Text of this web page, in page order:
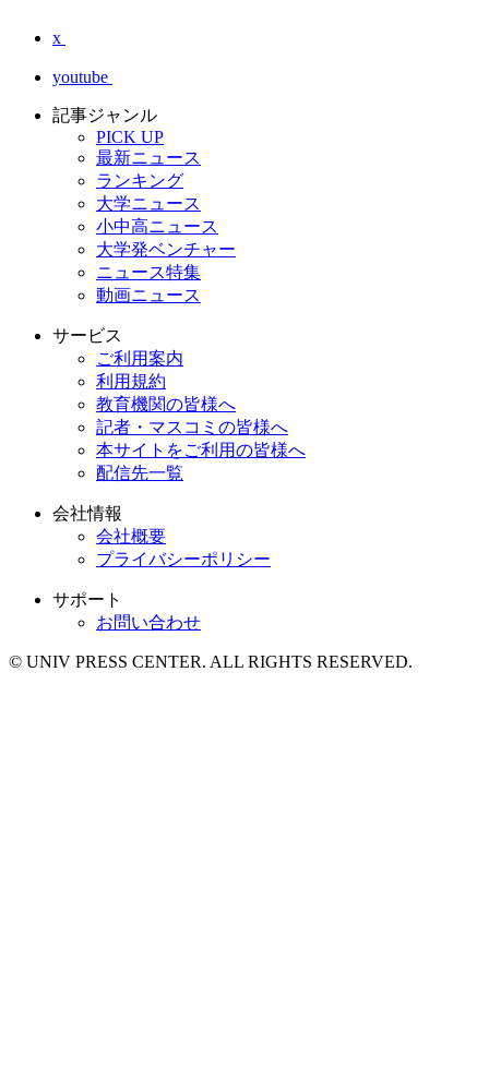
x
youtube
記事ジャンル
PICK UP
最新ニュース
ランキング
大学ニュース
小中高ニュース
大学発ベンチャー
ニュース特集
動画ニュース
サービス
ご利用案内
利用規約
教育機関の皆様へ
記者・マスコミの皆様へ
本サイトをご利用の皆様へ
配信先一覧
会社情報
会社概要
プライバシーポリシー
サポート
お問い合わせ
© UNIV PRESS CENTER. ALL RIGHTS RESERVED.